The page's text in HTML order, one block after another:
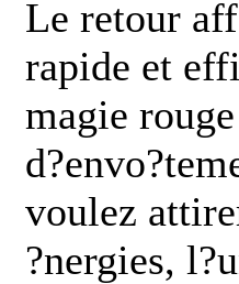
Le retour
rapide et
magie
voulez
?nergies,